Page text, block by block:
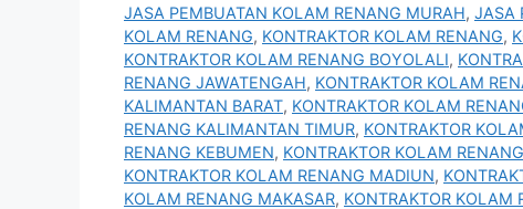
JASA PEMBUATAN KOLAM RENANG MURAH, JASA
KOLAM RENANG, KONTRAKTOR KOLAM RENANG,
KONTRAKTOR KOLAM RENANG BOYOLALI,
RENANG JAWATENGAH, KONTRAKTOR KOLAM
KALIMANTAN BARAT, KONTRAKTOR KOLAM
RENANG KALIMANTAN TIMUR, KONTRAKTOR
RENANG KEBUMEN, KONTRAKTOR KOLAM
KONTRAKTOR KOLAM RENANG MADIUN,
KOLAM RENANG MAKASAR, KONTRAKTOR KOLAM